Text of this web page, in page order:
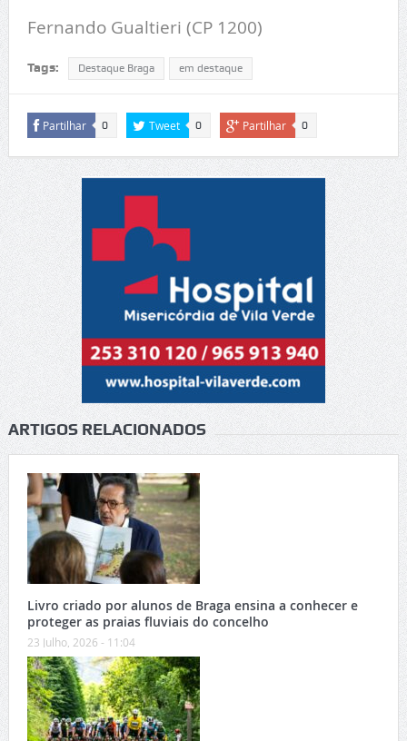
Fernando Gualtieri (CP 1200)
Tags: Destaque Braga em destaque
Partilhar 0 Tweet 0 Partilhar 0
ARTIGOS RELACIONADOS
Livro criado por alunos de Braga ensina a conhecer e
proteger as praias fluviais do concelho
23 Julho, 2026 - 11:04